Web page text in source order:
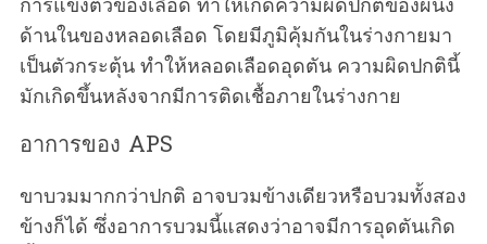
การแข็งตัวของเลือด ทำให้เกิดความผิดปกติของผนัง
ด้านในของหลอดเลือด โดยมีภูมิคุ้มกันในร่างกายมา
เป็นตัวกระตุ้น ทำให้หลอดเลือดอุดตัน ความผิดปกตินี้
มักเกิดขึ้นหลังจากมีการติดเชื้อภายในร่างกาย
อาการของ APS
ขาบวมมากกว่าปกติ อาจบวมข้างเดียวหรือบวมทั้งสอง
ข้างก็ได้ ซึ่งอาการบวมนี้แสดงว่าอาจมีการอุดตันเกิด